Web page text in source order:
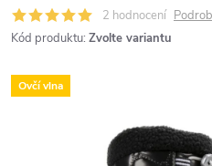
2 hodnocení
Kód produktu: Zvolte variantu
Ovčí vlna